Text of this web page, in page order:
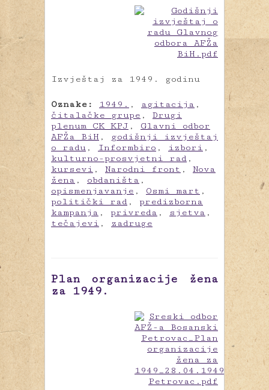
Izvještaj za 1949. godinu
Oznake: 1949. , agitacija ,
čitalačke grupe , Drugi
plenum CK KPJ , Glavni odbor
AFŽa BiH ,
godišnji izvještaj
o radu , Informbiro , izbori ,
kulturno-prosvjetni rad ,
kursevi , Narodni front , Nova
žena , obdaništa ,
opismenjavanje , Osmi mart ,
politički rad , predizborna
kampanja , privreda , sjetva ,
tečajevi , zadruge
Plan organizacije žena
za 1949.